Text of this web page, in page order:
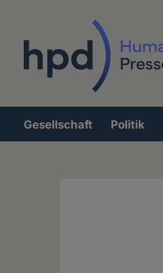
Hauptnavigation
Gesellschaft Politik